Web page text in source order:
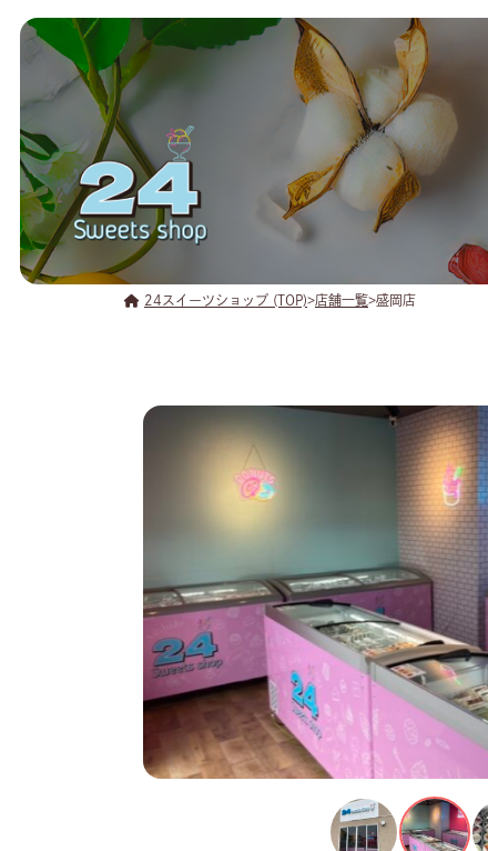
24スイーツショップ (TOP)>店舗一覧>盛岡店